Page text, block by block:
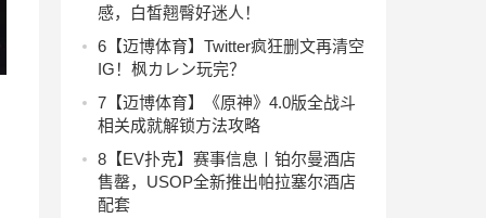
感，白皙翹臀好迷人！
6 【迈博体育】Twitter疯狂删文再清空
IG！枫カレン玩完？
7 【迈博体育】《原神》4.0版全战斗
相关成就解锁方法攻略
8 【EV扑克】赛事信息丨铂尔曼酒店
售罄，USOP全新推出帕拉塞尔酒店
配套